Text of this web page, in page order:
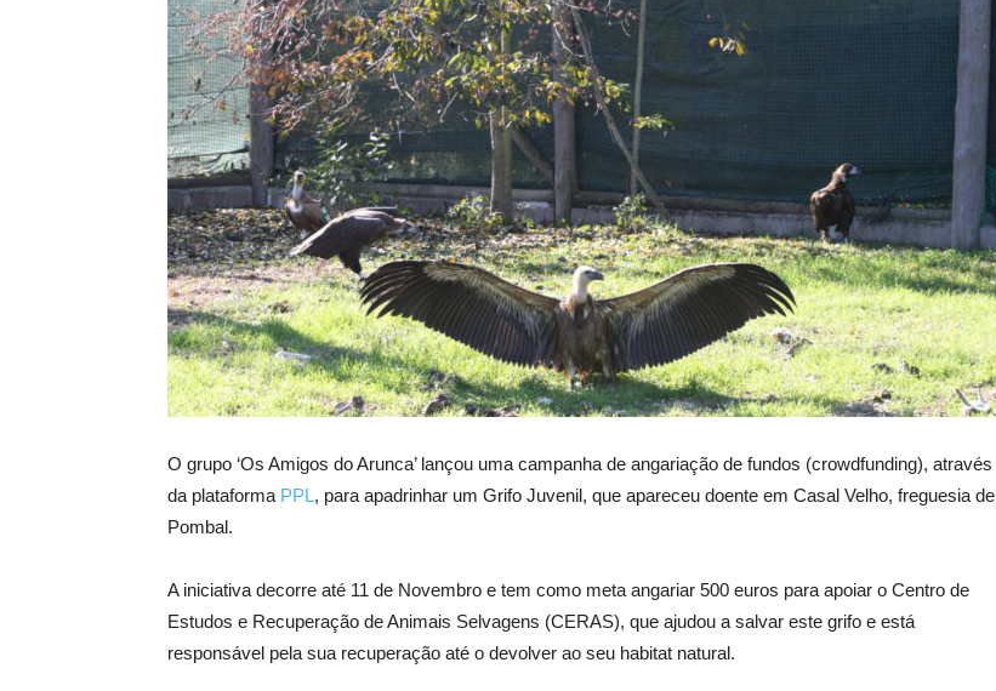
O grupo ‘Os Amigos do Arunca’ lançou uma campanha de angariação de fundos (crowdfunding), através
da plataforma PPL, para apadrinhar um Grifo Juvenil, que apareceu doente em Casal Velho, freguesia de
Pombal.
A iniciativa decorre até 11 de Novembro e tem como meta angariar 500 euros para apoiar o Centro de
Estudos e Recuperação de Animais Selvagens (CERAS), que ajudou a salvar este grifo e está
responsável pela sua recuperação até o devolver ao seu habitat natural.